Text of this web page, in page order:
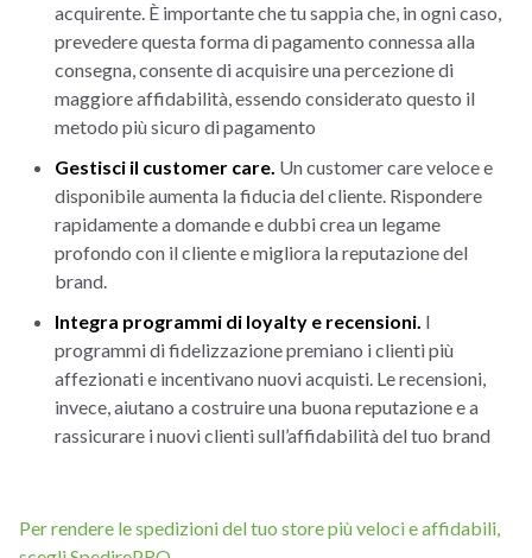
acquirente. È importante che tu sappia che, in ogni caso,
prevedere questa forma di pagamento connessa alla
consegna, consente di acquisire una percezione di
maggiore affidabilità, essendo considerato questo il
metodo più sicuro di pagamento
Gestisci il customer care. Un customer care veloce e
disponibile aumenta la fiducia del cliente. Rispondere
rapidamente a domande e dubbi crea un legame
profondo con il cliente e migliora la reputazione del
brand.
Integra programmi di loyalty e recensioni. I
programmi di fidelizzazione premiano i clienti più
affezionati e incentivano nuovi acquisti. Le recensioni,
invece, aiutano a costruire una buona reputazione e a
rassicurare i nuovi clienti sull’affidabilità del tuo brand
Per rendere le spedizioni del tuo store più veloci e affidabili,